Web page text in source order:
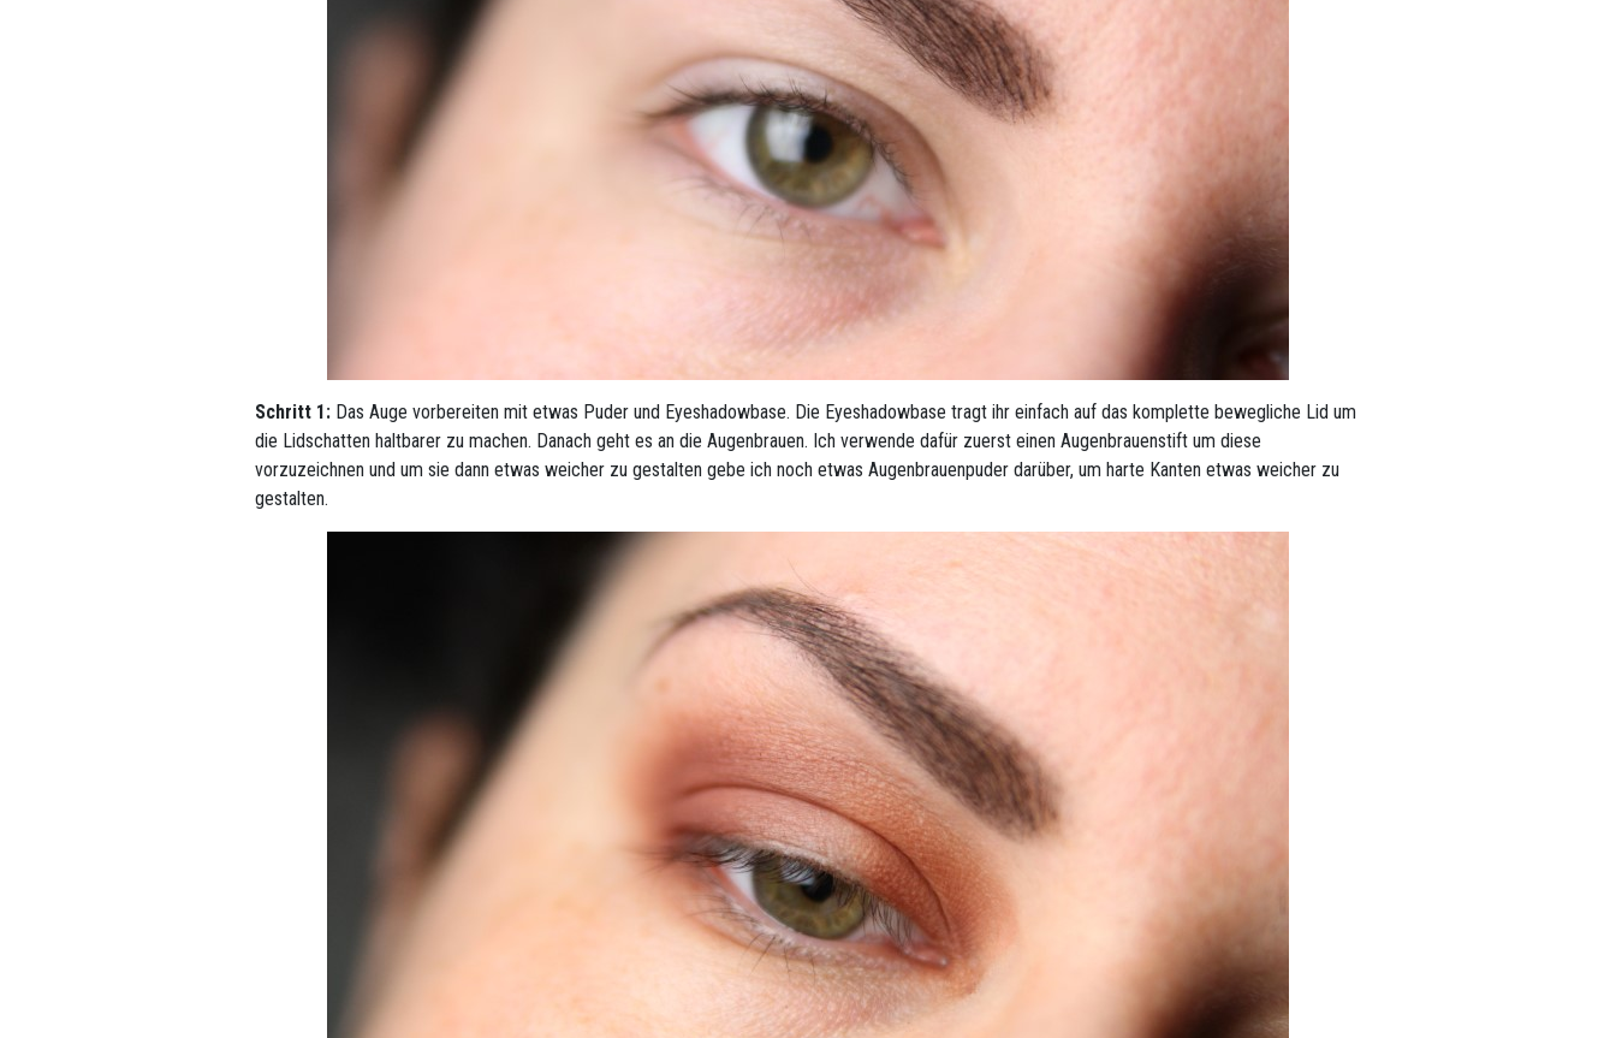
Schritt 1: Das Auge vorbereiten mit etwas Puder und Eyeshadowbase. Die Eyeshadowbase tragt ihr einfach auf das komplette bewegliche Lid um
die Lidschatten haltbarer zu machen. Danach geht es an die Augenbrauen. Ich verwende dafür zuerst einen Augenbrauenstift um diese
vorzuzeichnen und um sie dann etwas weicher zu gestalten gebe ich noch etwas Augenbrauenpuder darüber, um harte Kanten etwas weicher zu
gestalten.